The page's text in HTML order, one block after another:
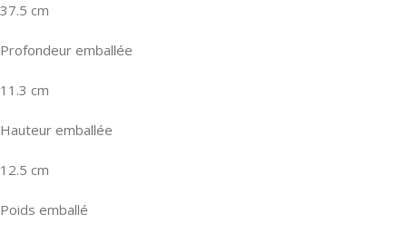
37.5 cm
Profondeur emballée
11.3 cm
Hauteur emballée
12.5 cm
Poids emballé